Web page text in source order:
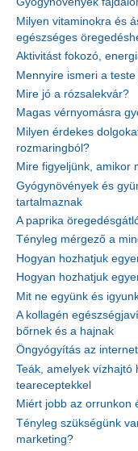
Milyen vitaminokra és
egészséges
Aktivitást fokozó,
Mennyire ismeri a
Mire jó a rózsalekvár?
Magas vérnyomásra
Milyen érdekes
rozmaringból?
Mire figyeljünk, amikor
Gyógynövények és
tartalmaznak
A paprika
Tényleg mérgező a
Hogyan hozhatjuk
Hogyan hozhatjuk
Mit ne együnk és
A kollagén
bőrnek és a hajnak
Öngyógyítás az
Teák, amelyek vízhajtó
teareceptekkel
Miért jobb az orrunkon
Tényleg szükségünk
marketing?